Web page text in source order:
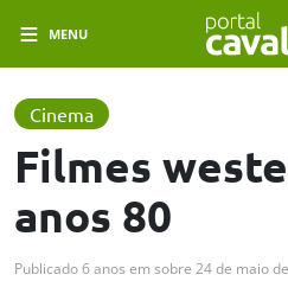
MENU
Cinema
Filmes
anos 80
Publicado6 anos em sobre 24 de maio